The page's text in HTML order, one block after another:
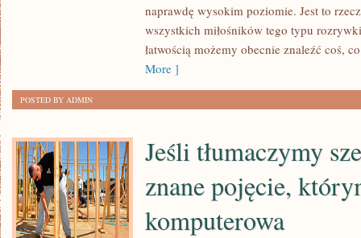
PIŁKI
naprawdę wysokim poziomie. Jest to
wszystkich miłośników tego typu
łatwością możemy obecnie znaleźć coś,
More ]
POSTED BY ADMIN
Jeśli tłumaczymy
znane pojęcie,
komputerowa